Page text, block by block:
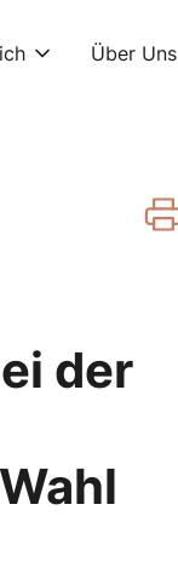
Über Uns
der